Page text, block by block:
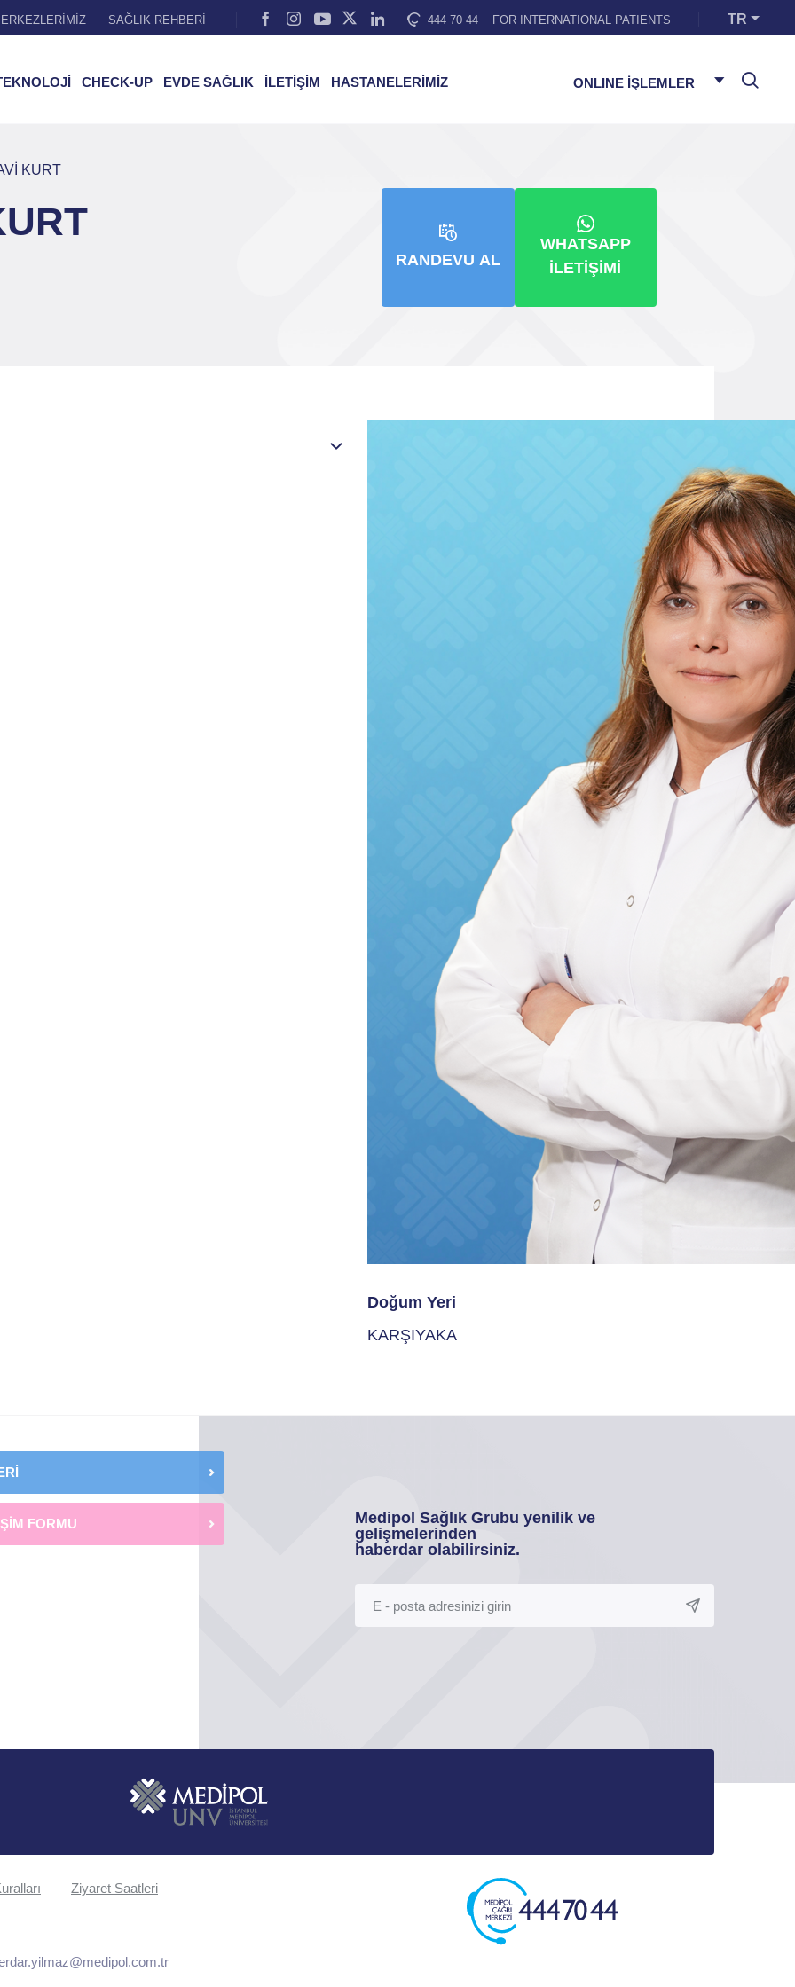
SAĞLIK REHBERİ 444 70 44 FOR INTERNATIONAL PATIENTS TR
CHECK-UP EVDE SAĞLIK İLETİŞİM HASTANELERİMİZ ONLINE İŞLEMLER
KURT
RANDEVU AL
WHATSAPP
İLETIŞIMI
Doğum Yeri
KARŞIYAKA
FORMU
Medipol Sağlık Grubu yenilik ve
gelişmelerinden
haberdar olabilirsiniz.
Ziyaret Saatleri